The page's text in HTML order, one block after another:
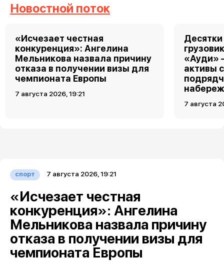
Новостной поток
«Исчезает честная
конкуренция»: Ангелина
Мельникова назвала причину
отказа в получении визы для
чемпионата Европы
7 августа 2026, 19:21
«Ауди»
активы
7 августа
спорт 7 августа 2026, 19:21
«Исчезает честная
конкуренция»: Ангелина
Мельникова назвала причину
отказа в получении визы для
чемпионата Европы